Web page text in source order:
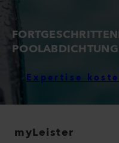
POOLABDICHTUNG
Expertise
myLeister